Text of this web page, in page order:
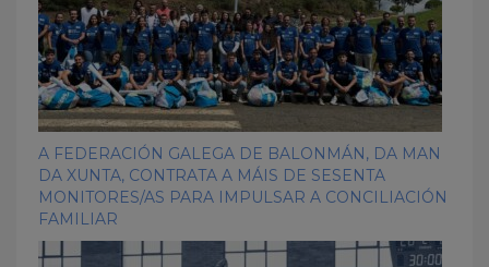
A FEDERACIÓN GALEGA DE BALONMÁN, DA MAN
DA XUNTA, CONTRATA A MÁIS DE SESENTA
MONITORES/AS PARA IMPULSAR A CONCILIACIÓN
FAMILIAR